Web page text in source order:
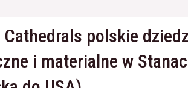
Cathedrals polskie
i materialne w